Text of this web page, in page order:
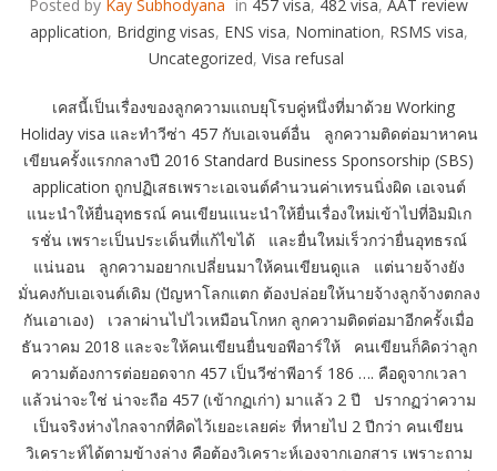
Posted by Kay Subhodyana in 457 visa, 482 visa, AAT review
application, Bridging visas, ENS visa, Nomination, RSMS visa,
Uncategorized, Visa refusal
เคสนี้เป็นเรื่องของลูกความแถบยุโรบคู่หนึ่งที่มาด้วย Working
Holiday visa และทำวีซ่า 457 กับเอเจนต์อื่น ลูกความติดต่อมาหาคน
เขียนครั้งแรกกลางปี 2016 Standard Business Sponsorship (SBS)
application ถูกปฏิเสธเพราะเอเจนต์คำนวนค่าเทรนนิ่งผิด เอเจนต์
แนะนำให้ยื่นอุทธรณ์ คนเขียนแนะนำให้ยื่นเรื่องใหม่เข้าไปที่อิมมิเก
รชั่น เพราะเป็นประเด็นที่แก้ไขได้ และยื่นใหม่เร็วกว่ายื่นอุทธรณ์
แน่นอน ลูกความอยากเปลี่ยนมาให้คนเขียนดูแล แต่นายจ้างยัง
มั่นคงกับเอเจนต์เดิม (ปัญหาโลกแตก ต้องปล่อยให้นายจ้างลูกจ้างตกลง
กันเอาเอง) เวลาผ่านไปไวเหมือนโกหก ลูกความติดต่อมาอีกครั้งเมื่อ
ธันวาคม 2018 และจะให้คนเขียนยื่นขอพีอาร์ให้ คนเขียนก็คิดว่าลูก
ความต้องการต่อยอดจาก 457 เป็นวีซ่าพีอาร์ 186 …. คือดูจากเวลา
แล้วน่าจะใช่ น่าจะถือ 457 (เข้ากฏเก่า) มาแล้ว 2 ปี ปรากฏว่าความ
เป็นจริงห่างไกลจากที่คิดไว้เยอะเลยค่ะ ที่หายไป 2 ปีกว่า คนเขียน
วิเคราะห์ได้ตามข้างล่าง คือต้องวิเคราะห์เองจากเอกสาร เพราะถาม